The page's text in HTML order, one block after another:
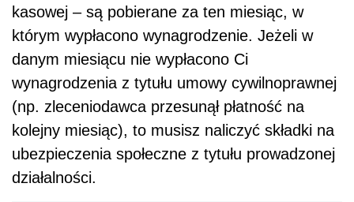
kasowej – są pobierane za ten miesiąc, w
którym wypłacono wynagrodzenie. Jeżeli w
danym miesiącu nie wypłacono Ci
wynagrodzenia z tytułu umowy cywilnoprawnej
(np. zleceniodawca przesunął płatność na
kolejny miesiąc), to musisz naliczyć składki na
ubezpieczenia społeczne z tytułu prowadzonej
działalności.